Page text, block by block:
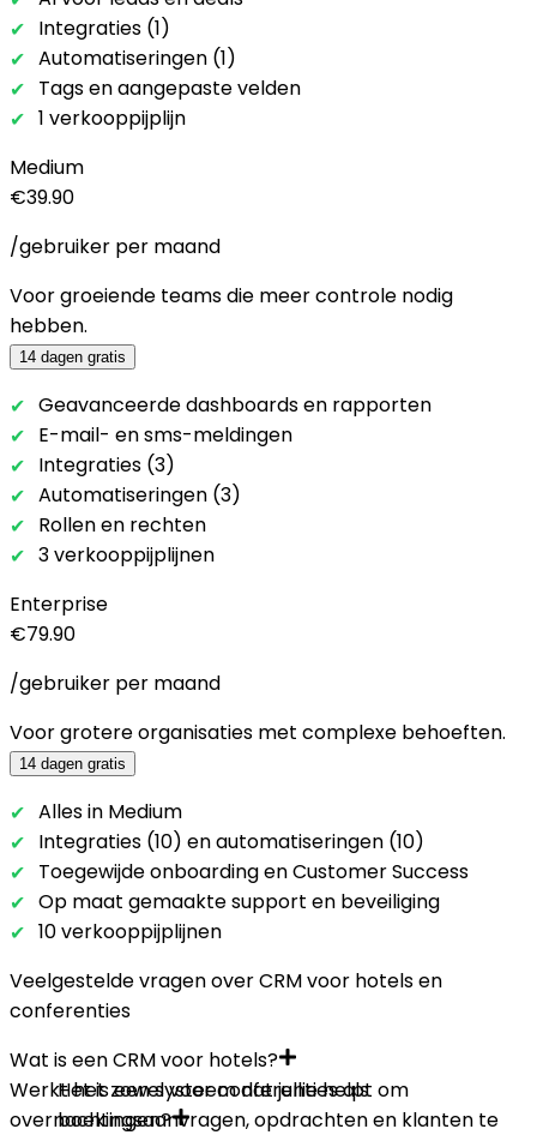
Integraties (1)
Automatiseringen (1)
Tags en aangepaste velden
1 verkooppijplijn
Medium
€39.90
/gebruiker per maand
Voor groeiende teams die meer controle nodig
hebben.
14 dagen gratis
Geavanceerde dashboards en rapporten
E-mail- en sms-meldingen
Integraties (3)
Automatiseringen (3)
Rollen en rechten
3 verkooppijplijnen
Enterprise
€79.90
/gebruiker per maand
Voor grotere organisaties met complexe behoeften.
14 dagen gratis
Alles in Medium
Integraties (10) en automatiseringen (10)
Toegewijde onboarding en Customer Success
Op maat gemaakte support en beveiliging
10 verkooppijplijnen
Veelgestelde vragen over CRM voor hotels en
conferenties
Wat is een CRM voor hotels?
Het is een systeem dat jullie helpt om
boekingsaanvragen, opdrachten en klanten te
Werkt het zowel voor conferenties als
overnachtingen?